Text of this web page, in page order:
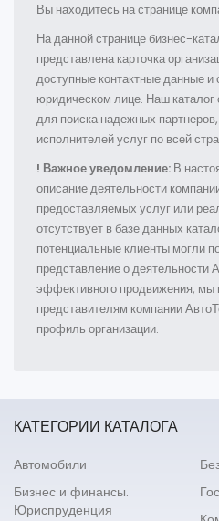
Вы находитесь на странице
На данной странице бизнес-
представлена карточка
доступные контактные данные
юридическом лице. Наш
для поиска надежных
исполнителей услуг по всей
! Важное уведомление: В
описание деятельности
предоставляемых услуг или
отсутствует в базе данных
потенциальные клиенты могли
представление о деятельности
эффективного продвижения, мы
представителям компании
профиль организации.
КАТЕГОРИИ КАТАЛОГА
Автомобили
Бизнес и финансы.
Юриспруденция